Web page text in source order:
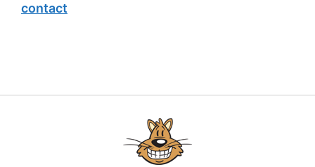
contact